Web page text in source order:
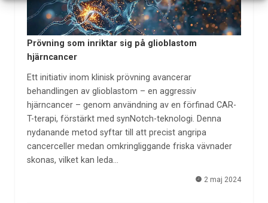
Prövning som inriktar sig på glioblastom
hjärncancer
Ett initiativ inom klinisk prövning avancerar
behandlingen av glioblastom – en aggressiv
hjärncancer – genom användning av en förfinad CAR-
T-terapi, förstärkt med synNotch-teknologi. Denna
nydanande metod syftar till att precist angripa
cancerceller medan omkringliggande friska vävnader
skonas, vilket kan leda…
2 maj 2024